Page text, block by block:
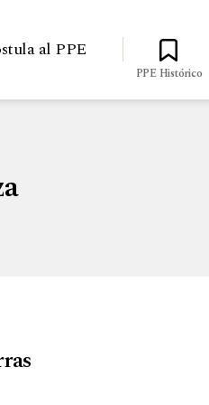
al PPE
PPE Histórico